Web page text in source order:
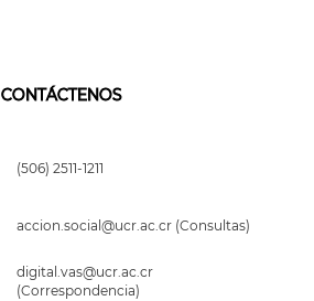
CONTÁCTENOS
(506) 2511-1211
accion.social@ucr.ac.cr (Consultas)
digital.vas@ucr.ac.cr
(Correspondencia)